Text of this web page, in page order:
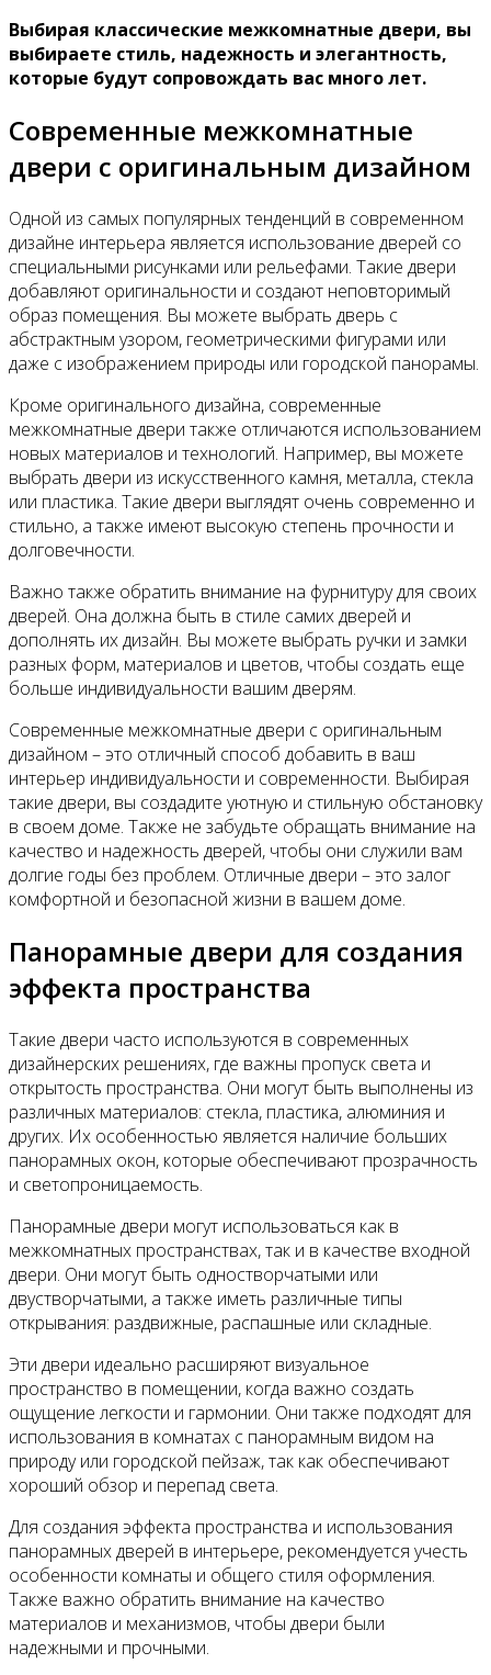
Выбирая классические межкомнатные двери, вы
выбираете стиль, надежность и элегантность,
которые будут сопровождать вас много лет.
Современные межкомнатные
двери с оригинальным дизайном
Одной из самых популярных тенденций в современном
дизайне интерьера является использование дверей со
специальными рисунками или рельефами. Такие двери
добавляют оригинальности и создают неповторимый
образ помещения. Вы можете выбрать дверь с
абстрактным узором, геометрическими фигурами или
даже с изображением природы или городской панорамы.
Кроме оригинального дизайна, современные
межкомнатные двери также отличаются использованием
новых материалов и технологий. Например, вы можете
выбрать двери из искусственного камня, металла, стекла
или пластика. Такие двери выглядят очень современно и
стильно, а также имеют высокую степень прочности и
долговечности.
Важно также обратить внимание на фурнитуру для своих
дверей. Она должна быть в стиле самих дверей и
дополнять их дизайн. Вы можете выбрать ручки и замки
разных форм, материалов и цветов, чтобы создать еще
больше индивидуальности вашим дверям.
Современные межкомнатные двери с оригинальным
дизайном – это отличный способ добавить в ваш
интерьер индивидуальности и современности. Выбирая
такие двери, вы создадите уютную и стильную обстановку
в своем доме. Также не забудьте обращать внимание на
качество и надежность дверей, чтобы они служили вам
долгие годы без проблем. Отличные двери – это залог
комфортной и безопасной жизни в вашем доме.
Панорамные двери для создания
эффекта пространства
Такие двери часто используются в современных
дизайнерских решениях, где важны пропуск света и
открытость пространства. Они могут быть выполнены из
различных материалов: стекла, пластика, алюминия и
других. Их особенностью является наличие больших
панорамных окон, которые обеспечивают прозрачность
и светопроницаемость.
Панорамные двери могут использоваться как в
межкомнатных пространствах, так и в качестве входной
двери. Они могут быть одностворчатыми или
двустворчатыми, а также иметь различные типы
открывания: раздвижные, распашные или складные.
Эти двери идеально расширяют визуальное
пространство в помещении, когда важно создать
ощущение легкости и гармонии. Они также подходят для
использования в комнатах с панорамным видом на
природу или городской пейзаж, так как обеспечивают
хороший обзор и перепад света.
Для создания эффекта пространства и использования
панорамных дверей в интерьере, рекомендуется учесть
особенности комнаты и общего стиля оформления.
Также важно обратить внимание на качество
материалов и механизмов, чтобы двери были
надежными и прочными.